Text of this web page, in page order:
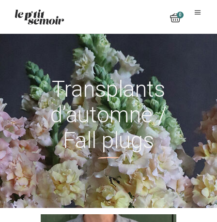
0
No products in the cart.
Transplants
d’automne /
Fall plugs